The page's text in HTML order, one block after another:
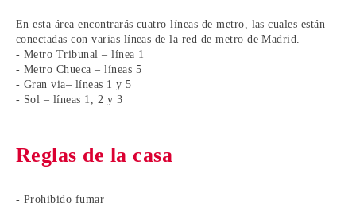
En esta área encontrarás cuatro líneas de metro, las cuales están
conectadas con varias líneas de la red de metro de Madrid.
- Metro Tribunal – línea 1
- Metro Chueca – líneas 5
- Gran via– líneas 1 y 5
- Sol – líneas 1, 2 y 3
Reglas de la casa
- Prohibido fumar